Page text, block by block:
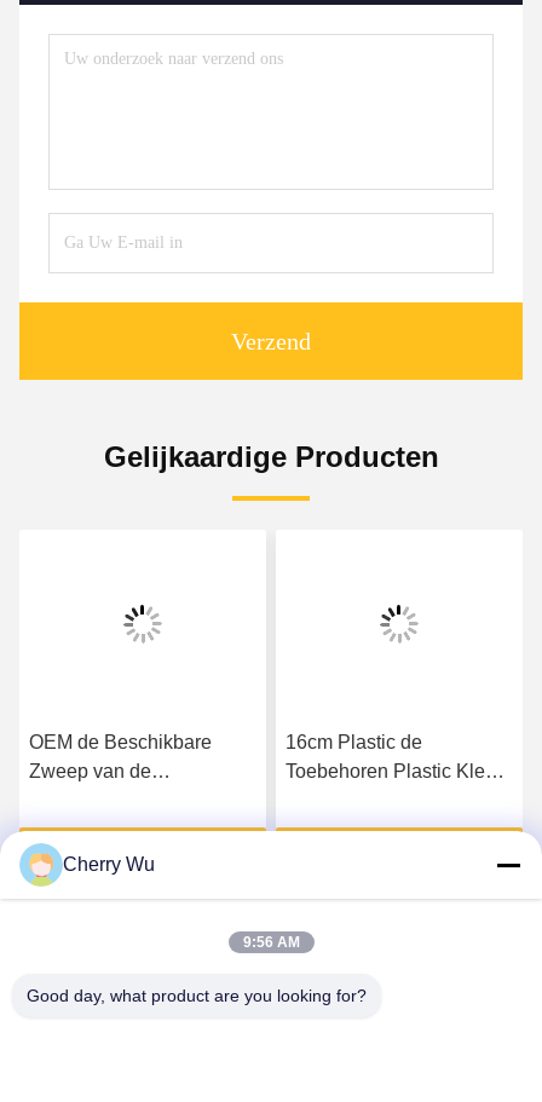
Verzend
Gelijkaardige Producten
16cm Plastic de
Toebehoren Plastic Kleur
Wimperuitbreiding
Krijg Beste Prijs
Hoog - Plastic
Permanente de Make-
kwaliteitsninong en
Cherry Wu
9:56 AM
Good day, what product are you looking for?